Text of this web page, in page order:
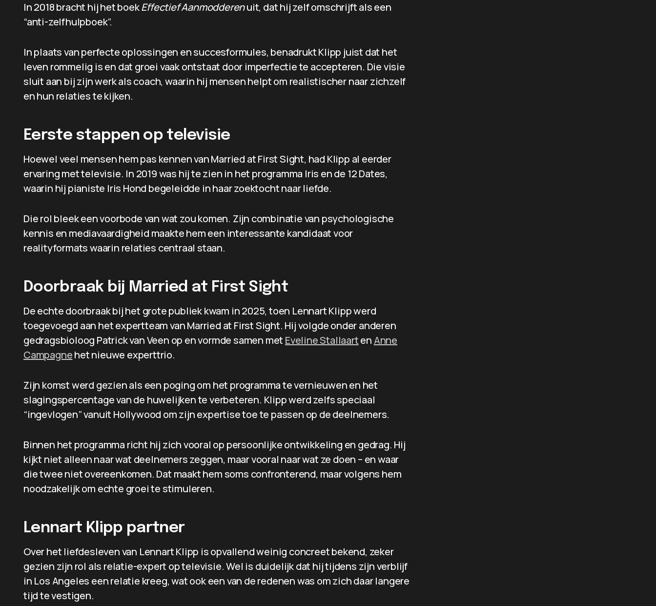
In 2018 bracht hij het boekEffectief Aanmodderenuit, dat hij zelf omschrijft als een
“anti-zelfhulpboek”.
In plaats van perfecte oplossingen en succesformules, benadrukt Klipp juist dat het
leven rommelig is en dat groei vaak ontstaat door imperfectie te accepteren. Die visie
sluit aan bij zijn werk als coach, waarin hij mensen helpt om realistischer naar zichzelf
en hun relaties te kijken.
Eerste stappen op televisie
Hoewel veel mensen hem pas kennen van Married at First Sight, had Klipp al eerder
ervaring met televisie. In 2019 was hij te zien in het programma Iris en de 12 Dates,
waarin hij pianiste Iris Hond begeleidde in haar zoektocht naar liefde.
Die rol bleek een voorbode van wat zou komen. Zijn combinatie van psychologische
kennis en mediavaardigheid maakte hem een interessante kandidaat voor
realityformats waarin relaties centraal staan.
Doorbraak bij Married at First Sight
De echte doorbraak bij het grote publiek kwam in 2025, toen Lennart Klipp werd
toegevoegd aan het expertteam van Married at First Sight. Hij volgde onder anderen
gedragsbioloog Patrick van Veen op en vormde samen met Eveline StallaartenAnne
Campagnehet nieuwe experttrio.
Zijn komst werd gezien als een poging om het programma te vernieuwen en het
slagingspercentage van de huwelijken te verbeteren. Klipp werd zelfs speciaal
“ingevlogen” vanuit Hollywood om zijn expertise toe te passen op de deelnemers.
Binnen het programma richt hij zich vooral op persoonlijke ontwikkeling en gedrag. Hij
kijkt niet alleen naar wat deelnemers zeggen, maar vooral naar wat ze doen – en waar
die twee niet overeenkomen. Dat maakt hem soms confronterend, maar volgens hem
noodzakelijk om echte groei te stimuleren.
Lennart Klipp partner
Over het liefdesleven van Lennart Klipp is opvallend weinig concreet bekend, zeker
gezien zijn rol als relatie-expert op televisie. Wel is duidelijk dat hij tijdens zijn verblijf
in Los Angeles een relatie kreeg, wat ook een van de redenen was om zich daar langere
tijd te vestigen.